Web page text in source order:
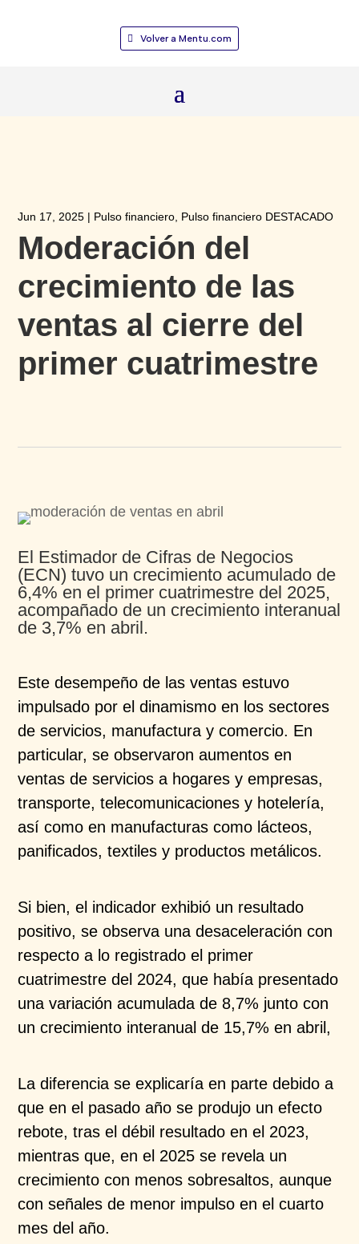
Volver a Mentu.com
Jun 17, 2025 | Pulso financiero Pulso financiero DESTACADO
Moderación del
crecimiento de las
ventas al cierre del
primer cuatrimestre​
El Estimador de Cifras de Negocios
(ECN) tuvo un crecimiento acumulado de
6,4% en el primer cuatrimestre del 2025,
acompañado de un crecimiento interanual
de 3,7% en abril.
Este desempeño de las ventas estuvo
impulsado por eldinamismo en los sectores
de servicios, manufactura ycomercio. En
particular, se observaron aumentos en
ventas de servicios a hogares y empresas,
transporte,telecomunicaciones y hotelería,
así como en manufacturas como lácteos,
panificados, textiles y productos metálicos.
Si bien, el indicador exhibió un resultado
positivo, seobserva una desaceleración con
respecto a lo registrado el primer
cuatrimestre del 2024, que había presentado
una variación acumulada de 8,7% junto con
un crecimiento interanual de 15,7% en abril,
La diferencia se explicaría en parte debido a
que en el pasado año se produjo un efecto
rebote, tras el débil resultado en el 2023,
mientras que, en el 2025 se revela un
crecimiento con menos sobresaltos, aunque
conseñales de menor impulso en el cuarto
mes del año.